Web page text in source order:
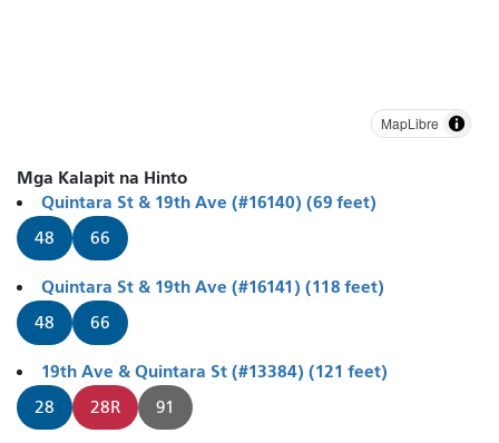
MapLibre
Mga Kalapit na Hinto
Quintara St & 19th Ave (#16140) (69 feet)
48 66
Quintara St & 19th Ave (#16141) (118 feet)
48 66
19th Ave & Quintara St (#13384) (121 feet)
28 28R 91